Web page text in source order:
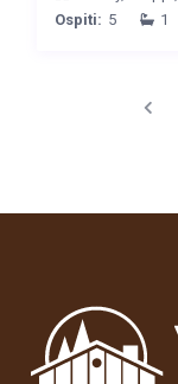
Ospiti: 5 1